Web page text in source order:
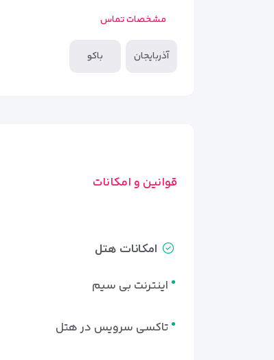
مشخصات تماس
آذربایجان باکو
قوانین و امکانات
امکانات هتل
اینترنت بی سیم
تاکسی سرویس در هتل